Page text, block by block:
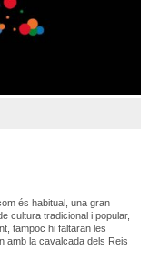
és habitual, una gran
cultura tradicional i popular,
tampoc hi faltaran les
amb la cavalcada dels Reis